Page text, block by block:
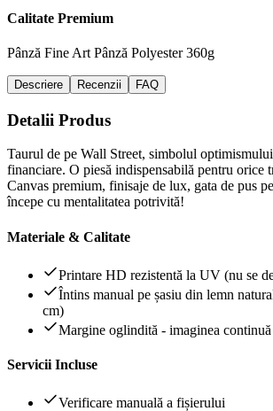
Calitate Premium
Pânză Fine Art Pânză Polyester 360g
Descriere Recenzii FAQ
Detalii Produs
Taurul de pe Wall Street, simbolul
financiare. O piesă indispensabilă pentru orice
Canvas premium, finisaje de lux, gata de pus
începe cu mentalitatea potrivită!
Materiale & Calitate
Printare HD rezistentă la UV (nu se
Întins manual pe șasiu din lemn
cm)
Margine oglindită - imaginea continuă
Servicii Incluse
Verificare manuală a fișierului